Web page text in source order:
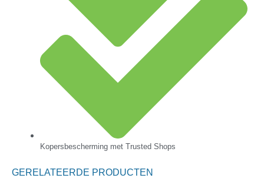
Kopersbescherming met Trusted Shops
GERELATEERDE PRODUCTEN